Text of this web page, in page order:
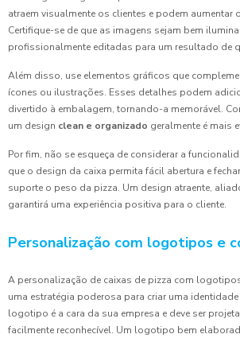
atraem visualmente os clientes e podem aumentar
Certifique-se de que as imagens sejam bem
profissionalmente editadas para um resultado de
Além disso, use elementos gráficos que
ícones ou ilustrações. Esses detalhes podem
divertido à embalagem, tornando-a memorável.
um design clean e organizado geralmente é mais
Por fim, não se esqueça de considerar a
que o design da caixa permita fácil abertura e
suporte o peso da pizza. Um design atraente,
garantirá uma experiência positiva para o cliente.
Personalização com logotipos e
A personalização de caixas de pizza com
uma estratégia poderosa para criar uma
logotipo é a cara da sua empresa e deve ser
facilmente reconhecível. Um logotipo bem